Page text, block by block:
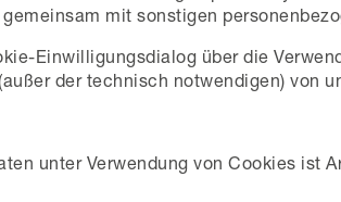
mit sonstigen
Einwilligungsdialog über die
der technisch notwendigen) von
unter Verwendung von Cookies ist